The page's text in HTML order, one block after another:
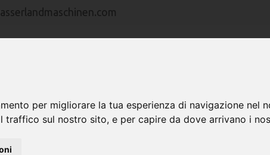
per migliorare la tua esperienza di navigazione nel
traffico sul nostro sito, e per capire da dove arrivano i